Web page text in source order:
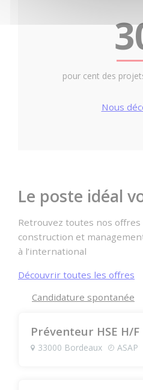
pour cent des
Nous
Le poste idéal
Retrouvez toutes nos
construction et
à l’international
Découvrir toutes les offres
Candidature spontanée
Préventeur HSE H/F
33000 Bordeaux ASAP